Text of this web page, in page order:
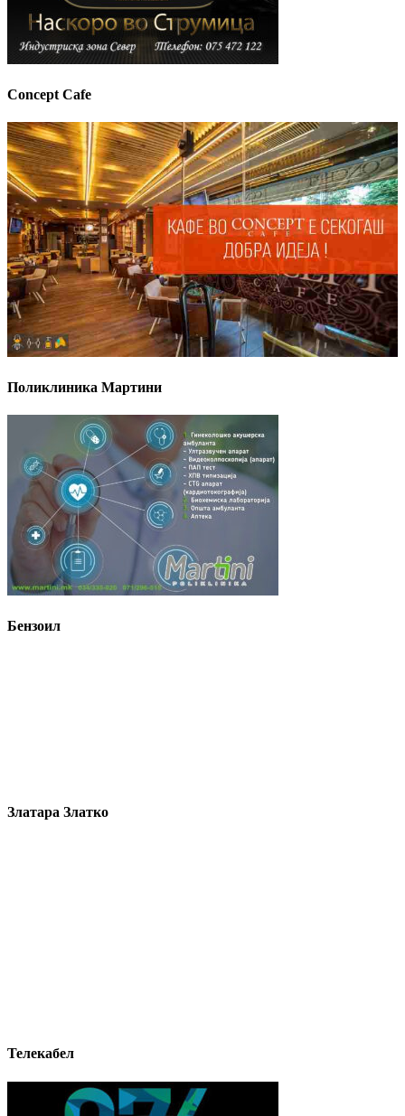
Concept Cafe
Поликлиника Мартини
Бензоил
Златара Златко
Телекабел